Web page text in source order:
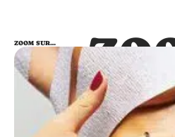
ZOOM SUR…